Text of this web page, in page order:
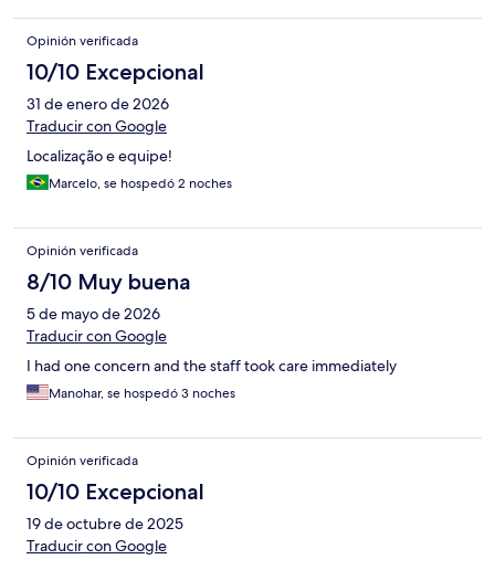
Opinión verificada
10/10 Excepcional
31 de enero de 2026
Traducir con Google
Localização e equipe!
Marcelo, se hospedó 2 noches
Opinión verificada
8/10 Muy buena
5 de mayo de 2026
Traducir con Google
I had one concern and the staff took care immediately
Manohar, se hospedó 3 noches
Opinión verificada
10/10 Excepcional
19 de octubre de 2025
Traducir con Google